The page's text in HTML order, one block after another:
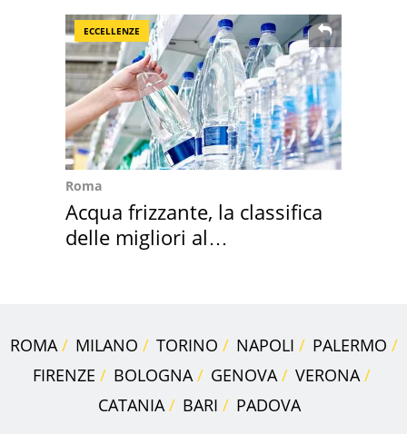
ECCELLENZE
Roma
Acqua frizzante, la classifica
delle migliori al
ROMA MILANO TORINO NAPOLI
PALERMO
FIRENZE
BOLOGNA GENOVA
VERONA
CATANIA
BARI PADOVA